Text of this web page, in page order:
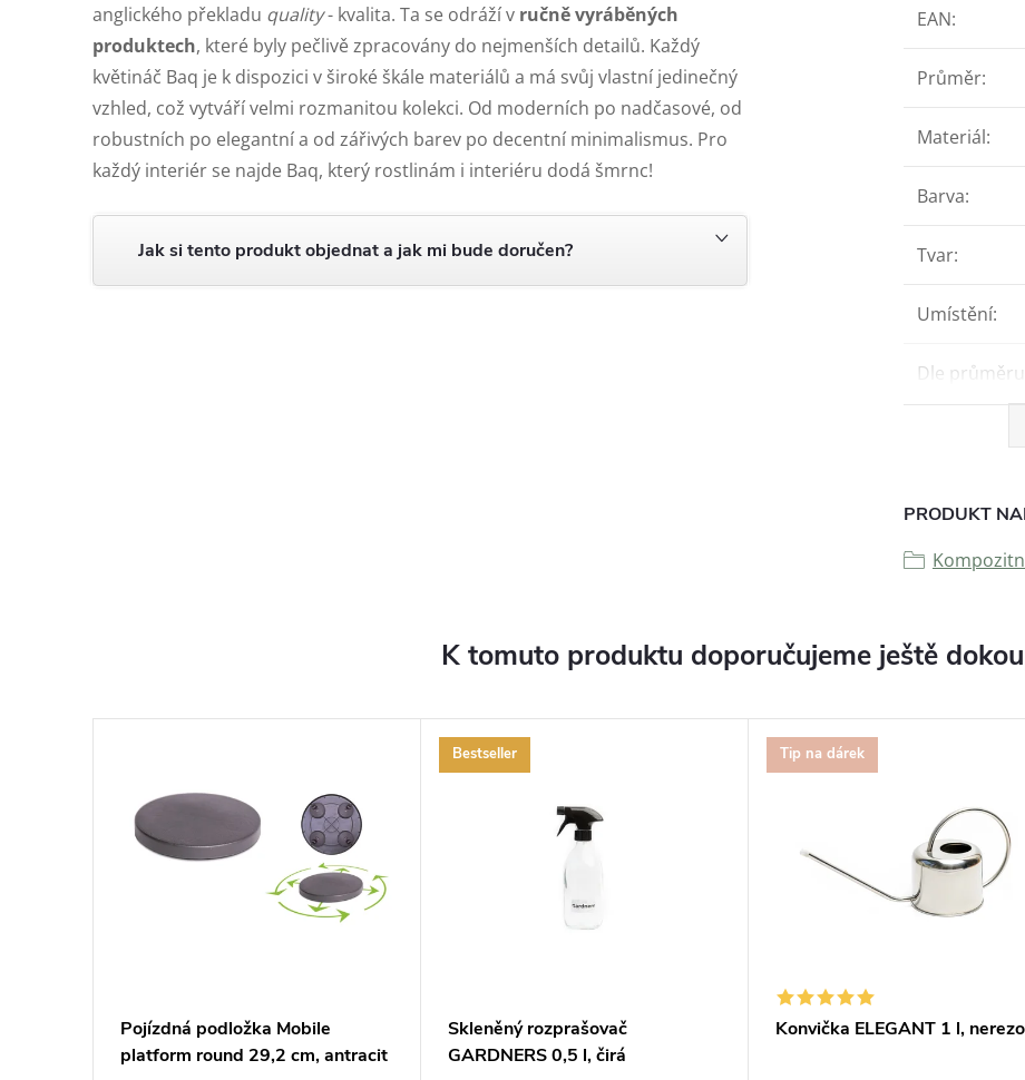
anglického překladu quality- kvalita. Ta se odráží v ručně vyráběných
produktech, které byly pečlivě zpracovány do nejmenších detailů. Každý
květináč Baq je k dispozici v široké škále materiálů a má svůj vlastní jedinečný
vzhled, což vytváří velmi rozmanitou kolekci. Od moderních po nadčasové, od
robustních po elegantní a od zářivých barev po decentní minimalismus. Pro
každý interiér se najde Baq, který rostlinám i interiéru dodá šmrnc!
Jak si tento produkt objednat a jak mi bude doručen?
EAN:
Průměr:
Materiál:
Barva:
Tvar:
Umístění:
Dle průměru
PRODUKT
K tomuto produktu doporučujeme ještě
Pojízdná podložka Mobile
platform round 29,2 cm, antracit
Bestseller
Skleněný rozprašovač
GARDNERS 0,5 l, čirá
Tip na dárek
Konvička ELEGANT 1 l,